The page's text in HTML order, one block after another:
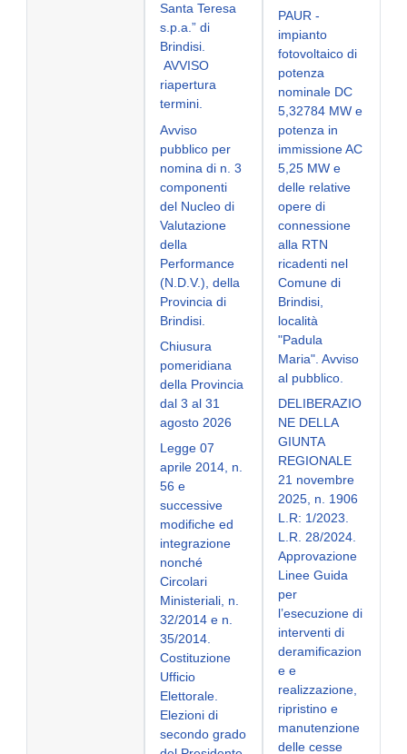
Santa Teresa
s.p.a.” di
Brindisi.
AVVISO
riapertura
termini.
Avviso
pubblico per
nomina di n. 3
componenti
del Nucleo di
Valutazione
della
Performance
(N.D.V.), della
Provincia di
Brindisi.
Chiusura
pomeridiana
della Provincia
dal 3 al 31
agosto 2026
Legge 07
aprile 2014, n.
56 e
successive
modifiche ed
integrazione
nonché
Circolari
Ministeriali, n.
32/2014 e n.
35/2014.
Costituzione
Ufficio
Elettorale.
Elezioni di
secondo grado
PAUR -
impianto
fotovoltaico di
potenza
nominale DC
5,32784 MW e
potenza in
immissione AC
5,25 MW e
delle relative
opere di
connessione
alla RTN
ricadenti nel
Comune di
Brindisi,
località
"Padula
Maria". Avviso
al pubblico.
DELIBERAZIO
NE DELLA
GIUNTA
REGIONALE
21 novembre
2025, n. 1906
L.R: 1/2023.
L.R. 28/2024.
Approvazione
Linee Guida
per
l’esecuzione di
interventi di
deramificazion
e e
realizzazione,
ripristino e
manutenzione
delle cesse